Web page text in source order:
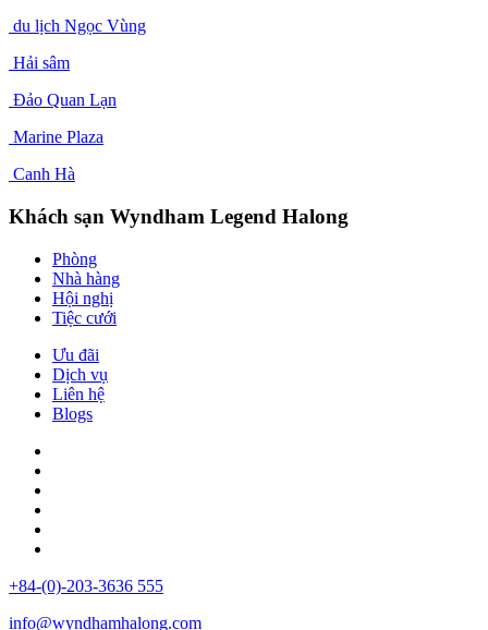
du lịch Ngọc Vùng
Hải sâm
Đảo Quan Lạn
Marine Plaza
Canh Hà
Khách sạn Wyndham Legend Halong
Phòng
Nhà hàng
Hội nghị
Tiệc cưới
Ưu đãi
Dịch vụ
Liên hệ
Blogs
+84-(0)-203-3636 555
info@wyndhamhalong.com